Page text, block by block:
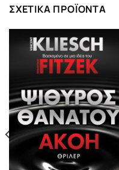
ΣΧΕΤΙΚΆ ΠΡΟΪΌΝΤΑ